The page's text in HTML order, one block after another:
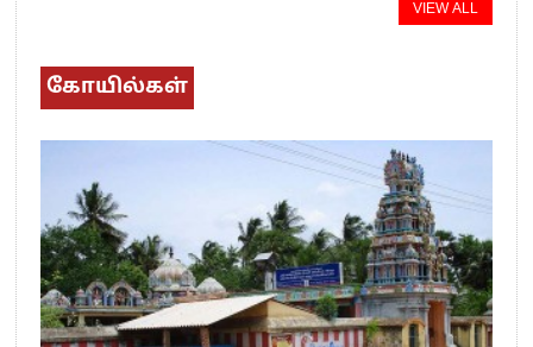
VIEW ALL
கோயில்கள்